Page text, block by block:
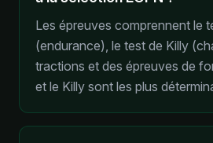
Les épreuves comprennent le
(endurance), le test de Killy
tractions et des épreuves de
et le Killy sont les plus